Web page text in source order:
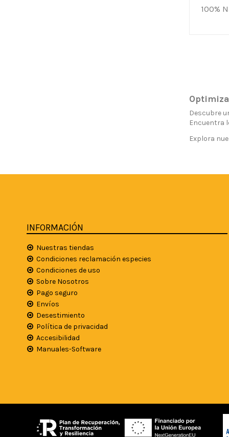
100%
Descubre
Encuentra
Explora
INFORMACIÓN
Nuestras tiendas
Condiciones reclamación especies
Condiciones de uso
Sobre Nosotros
Pago seguro
Envíos
Desestimiento
Política de privacidad
Accesibilidad
Manuales-Software